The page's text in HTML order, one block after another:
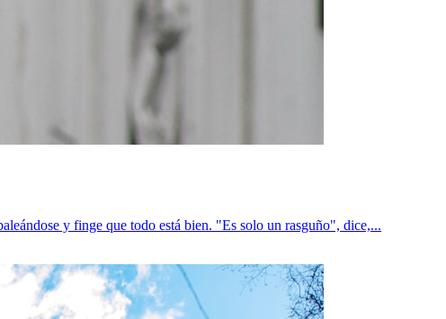
y finge que todo está bien. "Es solo un rasguño", dice,...